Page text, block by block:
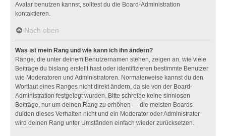
Avatar benutzen kannst, solltest du die Board-Administration
kontaktieren.
Nach oben
Was ist mein Rang und wie kann ich ihn ändern?
Ränge, die unter deinem Benutzernamen stehen, zeigen an, wie viele
Beiträge du bislang erstellt hast oder identifizieren bestimmte Benutzer
wie Moderatoren und Administratoren. Normalerweise kannst du den
Wortlaut eines Ranges nicht direkt ändern, da sie von der Board-
Administration festgelegt wurden. Bitte schreibe keine sinnlosen
Beiträge, nur um deinen Rang zu erhöhen — die meisten Boards
dulden dieses Verhalten nicht und ein Moderator oder Administrator
wird deinen Rang unter Umständen einfach wieder zurücksetzen.